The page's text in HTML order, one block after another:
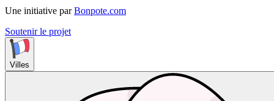
Une initiative par Bonpote.com
Soutenir le projet
Villes